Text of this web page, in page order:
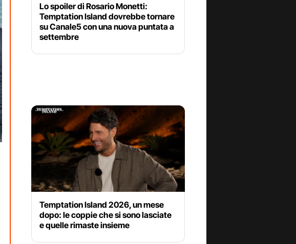
Lo spoiler di Rosario Monetti:
Temptation Island dovrebbe tornare
su Canale5 con una nuova puntata a
settembre
Temptation Island 2026, un mese
dopo: le coppie che si sono lasciate
e quelle rimaste insieme